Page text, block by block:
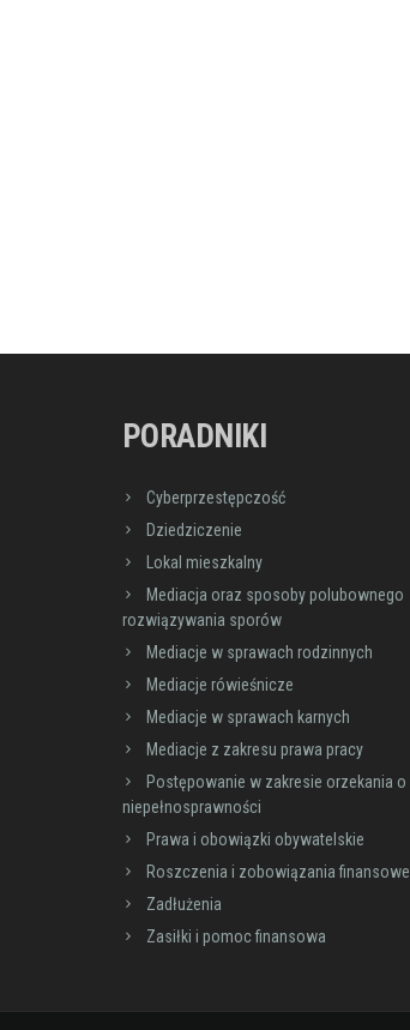
PORADNIKI
Cyberprzestępczość
Dziedziczenie
Lokal mieszkalny
Mediacja oraz sposoby polubownego
rozwiązywania sporów
Mediacje w sprawach rodzinnych
Mediacje rówieśnicze
Mediacje w sprawach karnych
Mediacje z zakresu prawa pracy
Postępowanie w zakresie orzekania o
niepełnosprawności
Prawa i obowiązki obywatelskie
Roszczenia i zobowiązania finansowe
Zadłużenia
Zasiłki i pomoc finansowa